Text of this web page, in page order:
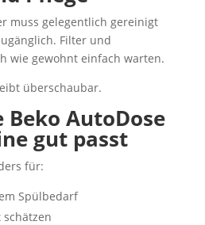
muss gelegentlich gereinigt
Filter und
wie gewohnt einfach warten.
überschaubar.
Beko AutoDose
gut passt
für:
Spülbedarf